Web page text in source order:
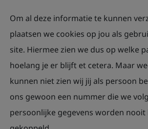
Om al deze informatie te kunnen
plaatsen we cookies op jou als
site. Hiermee zien we dus op welke
hoelang je er blijft et cetera. Maar
kunnen niet zien wij jij als persoon
ons gewoon een nummer die we
persoonlijke gegevens worden nooit